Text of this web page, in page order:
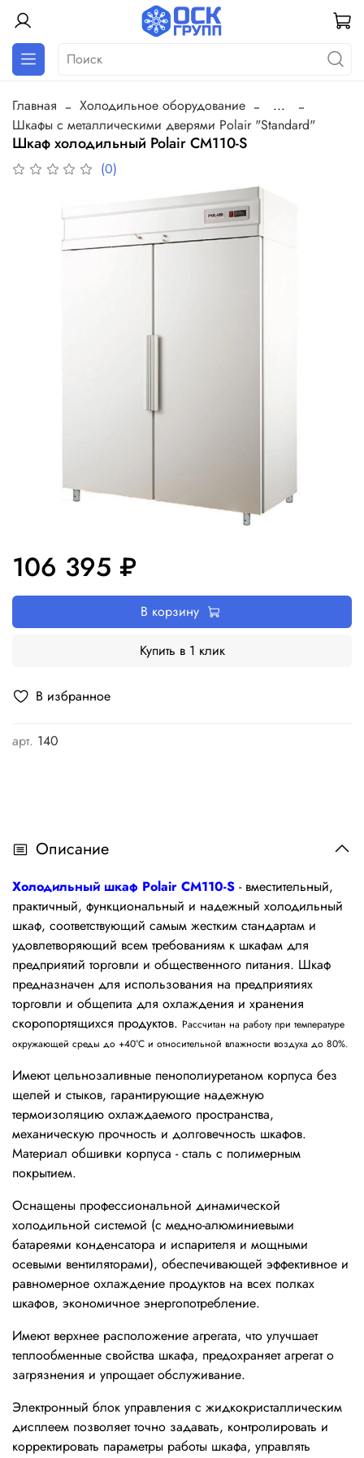
Главная Холодильное оборудование
...
Шкафы с металлическими дверями Polair "Standard"
Шкаф холодильный Polair СM110-S
(0)
В избранное
арт. 140
106 395 ₽
В корзину
Купить в 1 клик
Описание
Холодильный шкаф Polair CM110-S - вместительный,
практичный, функциональный и надежный холодильный
шкаф, соответствующий самым жестким стандартам и
удовлетворяющий всем требованиям к шкафам для
предприятий торговли и общественного питания. Шкаф
предназначен для использования на предприятиях
торговли и общепита для охлаждения и хранения
скоропортящихся продуктов. Рассчитан на работу при температуре
окружающей среды до +40°С и относительной влажности воздуха до 80%.
Имеют цельнозаливные пенополиуретаном корпуса без
щелей и стыков, гарантирующие надежную
термоизоляцию охлаждаемого пространства,
механическую прочность и долговечность шкафов.
Материал обшивки корпуса - сталь с полимерным
покрытием.
Оснащены профессиональной динамической
холодильной системой (с медно-алюминиевыми
батареями конденсатора и испарителя и мощными
осевыми вентиляторами), обеспечивающей эффективное и
равномерное охлаждение продуктов на всех полках
шкафов, экономичное энергопотребление.
Имеют верхнее расположение агрегата, что улучшает
теплообменные свойства шкафа, предохраняет агрегат о
загрязнения и упрощает обслуживание.
Электронный блок управления с жидкокристаллическим
дисплеем позволяет точно задавать, контролировать и
корректировать параметры работы шкафа, управлять